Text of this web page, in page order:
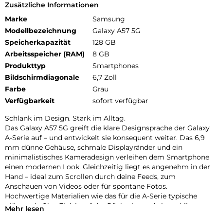
Zusätzliche Informationen
Marke
Samsung
Modellbezeichnung
Galaxy A57 5G
Speicherkapazität
128 GB
Arbeitsspeicher (RAM)
8 GB
Produkttyp
Smartphones
Bildschirmdiagonale
6,7 Zoll
Farbe
Grau
Verfügbarkeit
sofort verfügbar
Schlank im Design. Stark im Alltag.
Das Galaxy A57 5G greift die klare Designsprache der Galaxy
A-Serie auf – und entwickelt sie konsequent weiter. Das 6,9
mm dünne Gehäuse, schmale Displayränder und ein
minimalistisches Kameradesign verleihen dem Smartphone
einen modernen Look. Gleichzeitig liegt es angenehm in der
Hand – ideal zum Scrollen durch deine Feeds, zum
Anschauen von Videos oder für spontane Fotos.
Hochwertige Materialien wie das für die A-Serie typische
glänzende Glas-Finish auf der Rückseite und ein stabiler
Mehr lesen